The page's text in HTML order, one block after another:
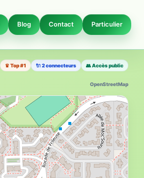
Blog Contact Particulier
♛ Top #1 🔌 2 connecteurs 👥 Accès public
OpenStreetMap